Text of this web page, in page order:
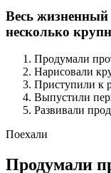
Весь
несколько
Продумали
Нарисовали
Приступили к
Выпустили
Развивали
Поехали
Продумали